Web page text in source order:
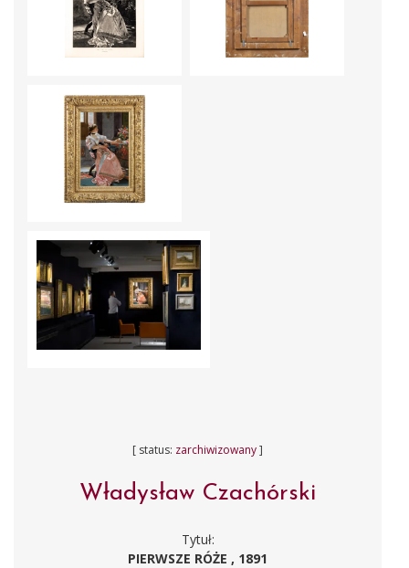
[ status: zarchiwizowany]
Władysław Czachórski
Tytuł:
PIERWSZE RÓŻE , 1891